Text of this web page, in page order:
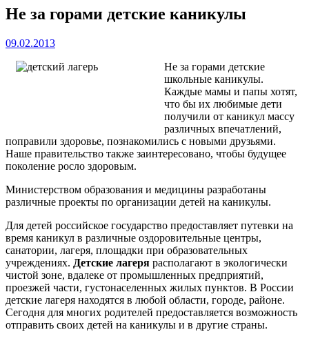
Не за горами детские каникулы
09.02.2013
Не за горами детские
школьные каникулы.
Каждые мамы и папы хотят,
что бы их любимые дети
получили от каникул массу
различных впечатлений,
поправили здоровье, познакомились с новыми друзьями.
Наше правительство также заинтересовано, чтобы будущее
поколение росло здоровым.
Министерством образования и медицины разработаны
различные проекты по организации детей на каникулы.
Для детей российское государство предоставляет путевки на
время каникул в различные оздоровительные центры,
санатории, лагеря, площадки при образовательных
учреждениях. Детские лагеря располагают в экологически
чистой зоне, вдалеке от промышленных предприятий,
проезжей части, густонаселенных жилых пунктов. В России
детские лагеря находятся в любой области, городе, районе.
Сегодня для многих родителей предоставляется возможность
отправить своих детей на каникулы и в другие страны.